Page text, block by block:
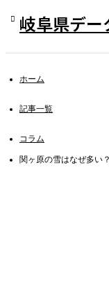
岐阜県デー
ホーム
記事一覧
コラム
関ヶ原の雪はなぜ多い